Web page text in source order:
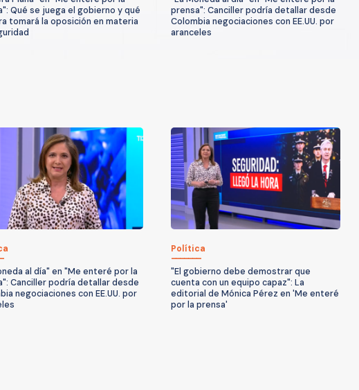
Qué se juega el gobierno y qué
tomará la oposición en materia
prensa": Canciller podría detallar desde
Colombia negociaciones con EE.UU. por
aranceles
al día" en "Me enteré por la
Canciller podría detallar desde
negociaciones con EE.UU. por
Política
"El gobierno debe demostrar que
cuenta con un equipo capaz": La
editorial de Mónica Pérez en 'Me enteré
por la prensa'